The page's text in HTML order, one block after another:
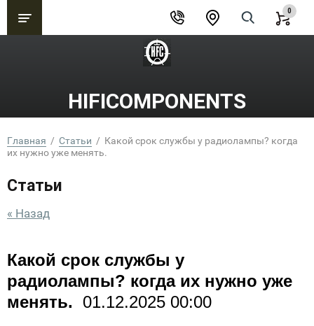
0
HIFICOMPONENTS
Главная
  /
Статьи
  /  Какой срок службы у радиолампы? когда
их нужно уже менять.
Статьи
« Назад
Какой срок службы у
радиолампы? когда их нужно уже
менять. 01.12.2025 00:00